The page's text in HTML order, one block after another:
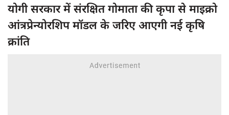
योगी सरकार में संरक्षित गोमाता की कृपा से माइक्रो
आंत्रप्रेन्योरशिप मॉडल के जरिए आएगी नई कृषि
क्रांति